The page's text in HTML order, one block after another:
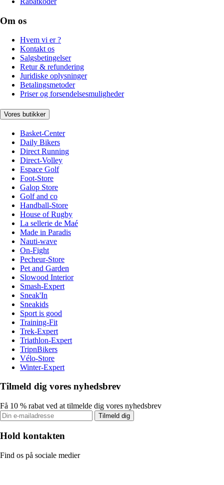
Om os
Hvem vi er ?
Kontakt os
Salgsbetingelser
Retur & refundering
Juridiske oplysninger
Betalingsmetoder
Priser og forsendelsesmuligheder
Vores butikker
Basket-Center
Daily Bikers
Direct Running
Direct-Volley
Espace Golf
Foot-Store
Galop Store
Golf and co
Handball-Store
House of Rugby
La sellerie de Maé
Made in Paradis
Nauti-wave
On-Fight
Pecheur-Store
Pet and Garden
Slowood Interior
Smash-Expert
Sneak'In
Sneakids
Sport is good
Training-Fit
Trek-Expert
Triathlon-Expert
TripnBikers
Vélo-Store
Winter-Expert
Tilmeld dig vores nyhedsbrev
Få 10 % rabat ved at tilmelde dig vores nyhedsbrev
Tilmeld dig
Hold kontakten
Find os på sociale medier